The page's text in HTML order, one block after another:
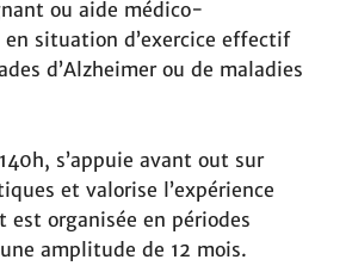
ou aide médico-
en situation d’exercice effectif
d’Alzheimer ou de maladies
s’appuie avant out sur
et valorise l’expérience
est organisée en périodes
amplitude de 12 mois.